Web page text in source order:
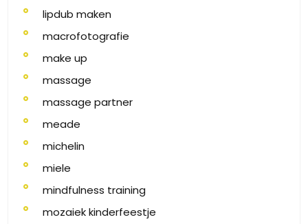
lipdub maken
macrofotografie
make up
massage
massage partner
meade
michelin
miele
mindfulness training
mozaiek kinderfeestje